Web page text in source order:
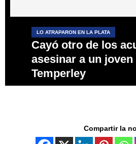
LO ATRAPARON EN LA PLATA
Cayó otro de los
asesinar a un joven
Temperley
Compartir la